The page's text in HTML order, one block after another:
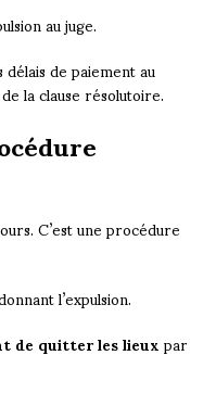
au juge.
de paiement au
la clause résolutoire.
C’est une procédure
l’expulsion.
de quitter les lieuxpar